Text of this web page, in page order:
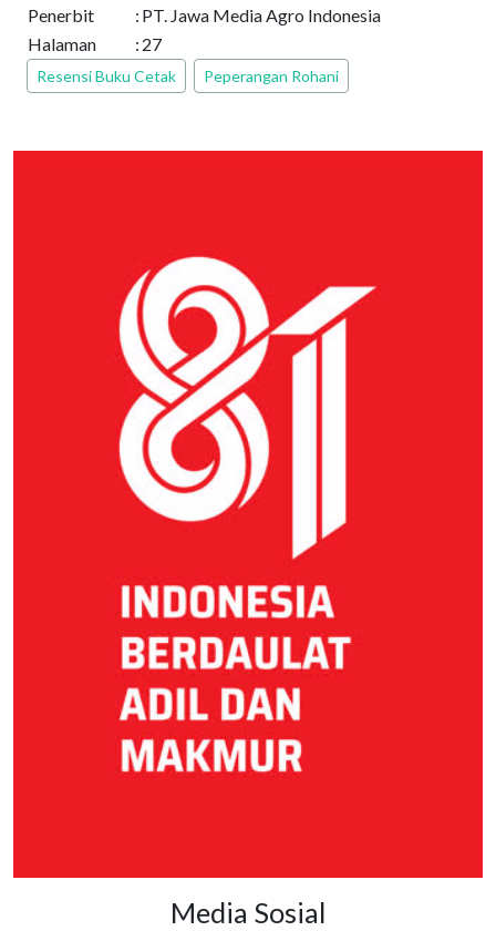
Penerbit
: PT. Jawa Media Agro Indonesia
Halaman
: 27
Resensi Buku Cetak Peperangan Rohani
Media Sosial